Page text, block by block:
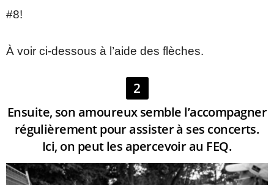
#8!
À voir ci-dessous à l’aide des flèches.
2
Ensuite, son amoureux semble l’accompagner
régulièrement pour assister à ses concerts.
Ici, on peut les apercevoir au FEQ.